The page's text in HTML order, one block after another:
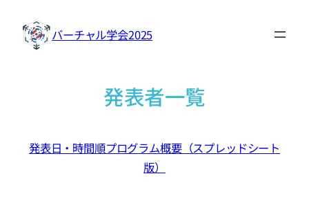
バーチャル学会2025
発表者一覧
発表日・時間順プログラム概要（スプレッドシート
版）